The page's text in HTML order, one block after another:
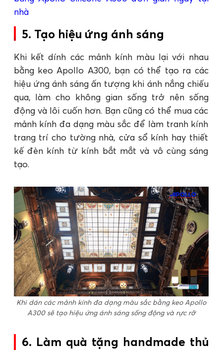
nhà
5. Tạo hiệu ứng ánh sáng
Khi kết dính các mảnh kính màu lại với nhau
bằng keo Apollo A300, bạn có thể tạo ra các
hiệu ứng ánh sáng ấn tượng khi ánh nắng chiếu
qua, làm cho không gian sống trở nên sống
động và lôi cuốn hơn. Bạn cũng có thể mua các
mảnh kính đa dạng màu sắc để làm tranh kính
trang trí cho tường nhà, cửa sổ kính hay thiết
kế đèn kính từ kính bắt mắt và vô cùng sáng
tạo.
Khi dán các mảnh kính đa dạng màu sắc bằng keo Apollo
A300 sẽ tạo hiệu ứng ánh sáng sống động và rực rỡ
6. Làm quà tặng handmade thủ